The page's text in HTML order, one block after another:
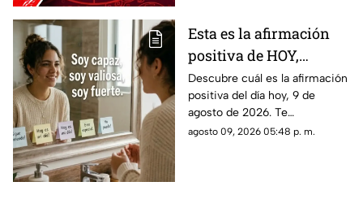
Esta es la afirmación
positiva de HOY,
domingo 9 de agosto de
2026: Repite estas
palabras y llena tu día
de energía
Descubre cuál es la afirmación
positiva del día hoy, 9 de
agosto de 2026. Te
compartimos un mensaje
agosto 09, 2026 05:48 p. m.